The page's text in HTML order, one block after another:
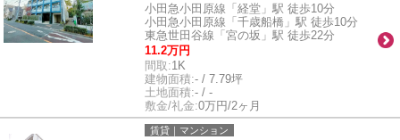
小田急小田原線「経堂」駅 徒歩10分
小田急小田原線「千歳船橋」駅 徒歩10分
東急世田谷線「宮の坂」駅 徒歩22分
11.2万円
間取:1K
建物面積:- / 7.79坪
土地面積:- / -
敷金/礼金:0万円/2ヶ月
賃貸｜マンション